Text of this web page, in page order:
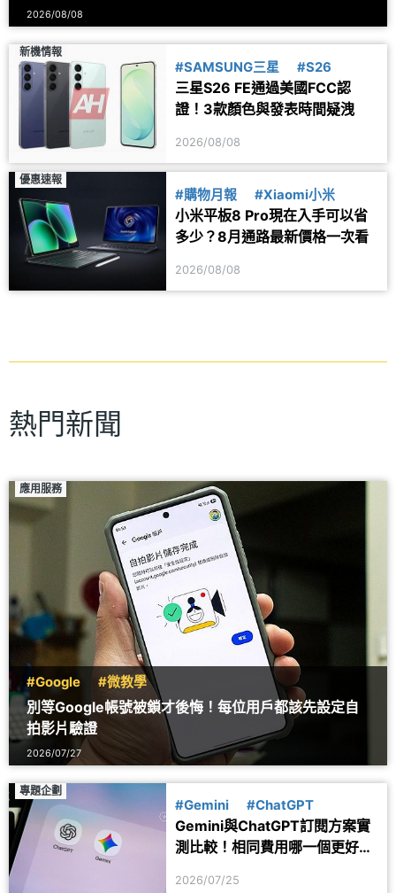
2026/08/08
新機情報
#SAMSUNG三星 #S26
三星S26 FE通過美國FCC認
證！3款顏色與發表時間疑洩
2026/08/08
優惠速報
#購物月報 #Xiaomi小米
小米平板8 Pro現在入手可以省
多少？8月通路最新價格一次看
2026/08/08
熱門新聞
應用服務
#Google #微教學
別等Google帳號被鎖才後悔！每位用戶都該先設定自
拍影片驗證
2026/07/27
專題企劃
#Gemini #ChatGPT
Gemini與ChatGPT訂閱方案實
測比較！相同費用哪一個更好
2026/07/25